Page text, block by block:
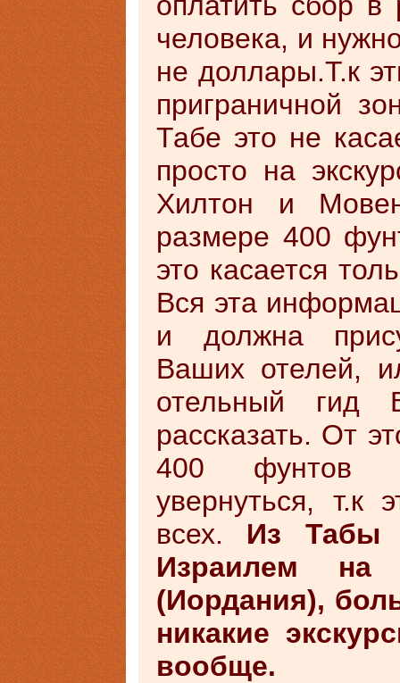
человека, и
не доллары.Т.к
приграничной
Табе это не
просто на
Хилтон и
размере 400
это касается
Вся эта
и должна
Ваших отелей,
отельный гид
рассказать. От
400 фунтов
увернуться, т.к
всех. Из Табы
Израилем
(Иордания),
никакие
вообще.